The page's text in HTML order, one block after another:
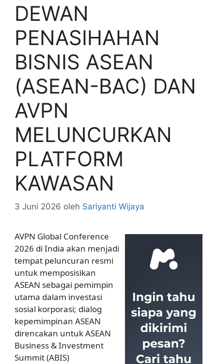
DEWAN
PENASIHAHAN
BISNIS ASEAN
(ASEAN-BAC) DAN
AVPN
MELUNCURKAN
PLATFORM
KAWASAN
3 Juni 2026 oleh Sariyanti Wijaya
AVPN Global Conference
2026 di India akan menjadi
tempat peluncuran resmi
untuk memposisikan
ASEAN sebagai pemimpin
utama dalam investasi
sosial korporasi; dialog
kepemimpinan ASEAN
direncakan untuk ASEAN
Business & Investment
Summit (ABIS)